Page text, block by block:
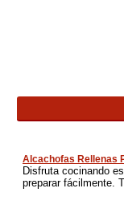
Alcachofas Rellenas
Disfruta cocinando
preparar fácilmente.